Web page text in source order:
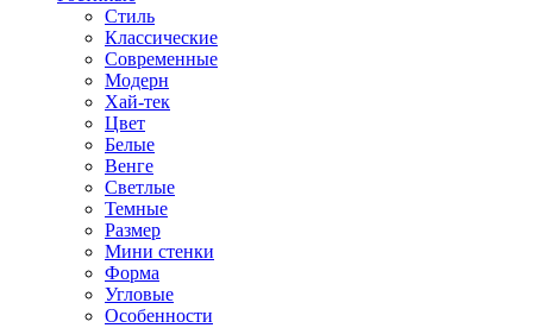
Стиль
Классические
Современные
Модерн
Хай-тек
Цвет
Белые
Венге
Светлые
Темные
Размер
Мини стенки
Форма
Угловые
Особенности